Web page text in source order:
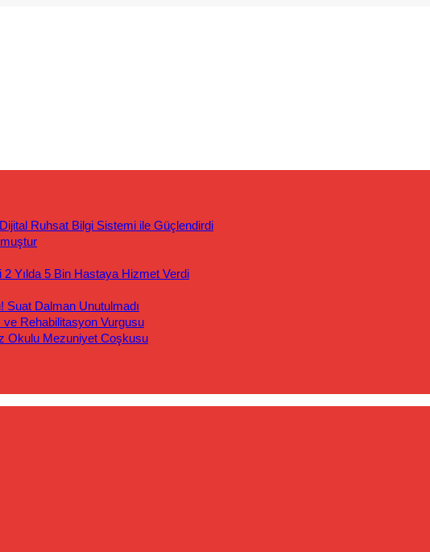
Ruhsat Bilgi Sistemi ile Güçlendirdi
Yılda 5 Bin Hastaya Hizmet Verdi
Suat Dalman Unutulmadı
ve Rehabilitasyon Vurgusu
Okulu Mezuniyet Coşkusu